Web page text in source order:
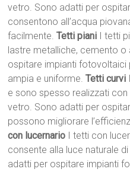
vetro. Sono adatti per
consentono all’acqua
facilmente.Tetti piani I tetti
lastre metalliche, cemento
ospitare impianti
ampia e uniforme.Tetti curvi
e sono spesso realizzati
vetro. Sono adatti per
possono migliorare
con lucernario I tetti con
consente alla luce naturale
adatti per ospitare impianti